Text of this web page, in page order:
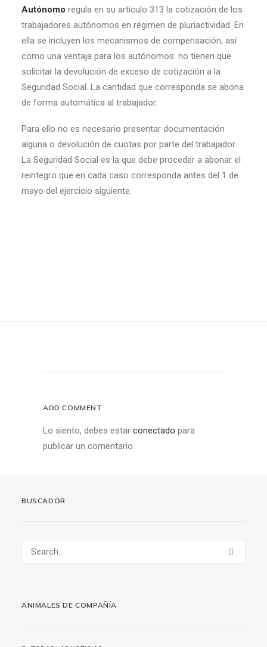
Autónomo regula en su artículo 313 la cotización de los
trabajadores autónomos en régimen de pluriactividad. En
ella se incluyen los mecanismos de compensación, así
como una ventaja para los autónomos: no tienen que
solicitar la devolución de exceso de cotización a la
Seguridad Social. La cantidad que corresponda se abona
de forma automática al trabajador.
Para ello no es necesario presentar documentación
alguna o devolución de cuotas por parte del trabajador.
La Seguridad Social es la que debe proceder a abonar el
reintegro que en cada caso corresponda antes del 1 de
mayo del ejercicio siguiente.
ADD COMMENT
Lo siento, debes estar conectado para
publicar un comentario.
BUSCADOR
ANIMALES DE COMPAÑÍA